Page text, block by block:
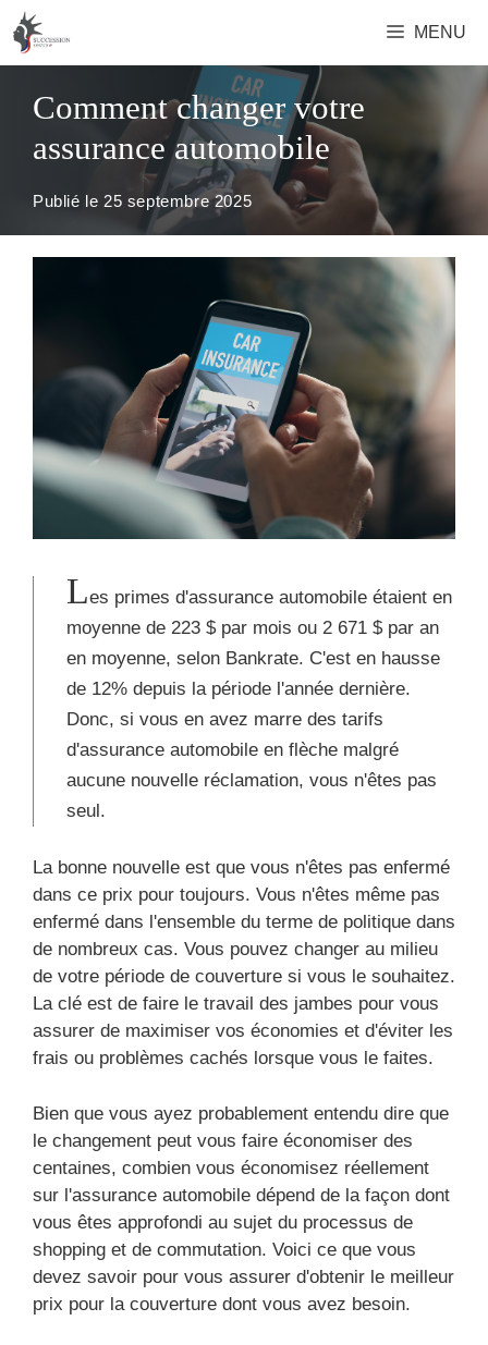
Aller
au
contenu
MENU
Comment changer votre
assurance automobile
Publié le 25 septembre 2025
Les primes d'assurance automobile étaient en
moyenne de 223 $ par mois ou 2 671 $ par an
en moyenne, selon Bankrate. C'est en hausse
de 12% depuis la période l'année dernière.
Donc, si vous en avez marre des tarifs
d'assurance automobile en flèche malgré
aucune nouvelle réclamation, vous n'êtes pas
seul.
La bonne nouvelle est que vous n'êtes pas enfermé
dans ce prix pour toujours. Vous n'êtes même pas
enfermé dans l'ensemble du terme de politique dans
de nombreux cas. Vous pouvez changer au milieu
de votre période de couverture si vous le souhaitez.
La clé est de faire le travail des jambes pour vous
assurer de maximiser vos économies et d'éviter les
frais ou problèmes cachés lorsque vous le faites.
Bien que vous ayez probablement entendu dire que
le changement peut vous faire économiser des
centaines, combien vous économisez réellement
sur l'assurance automobile dépend de la façon dont
vous êtes approfondi au sujet du processus de
shopping et de commutation. Voici ce que vous
devez savoir pour vous assurer d'obtenir le meilleur
prix pour la couverture dont vous avez besoin.